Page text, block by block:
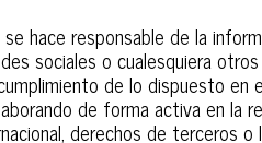
hace responsable de la
sociales o cualesquiera
de lo dispuesto en
de forma activa en la
derechos de terceros